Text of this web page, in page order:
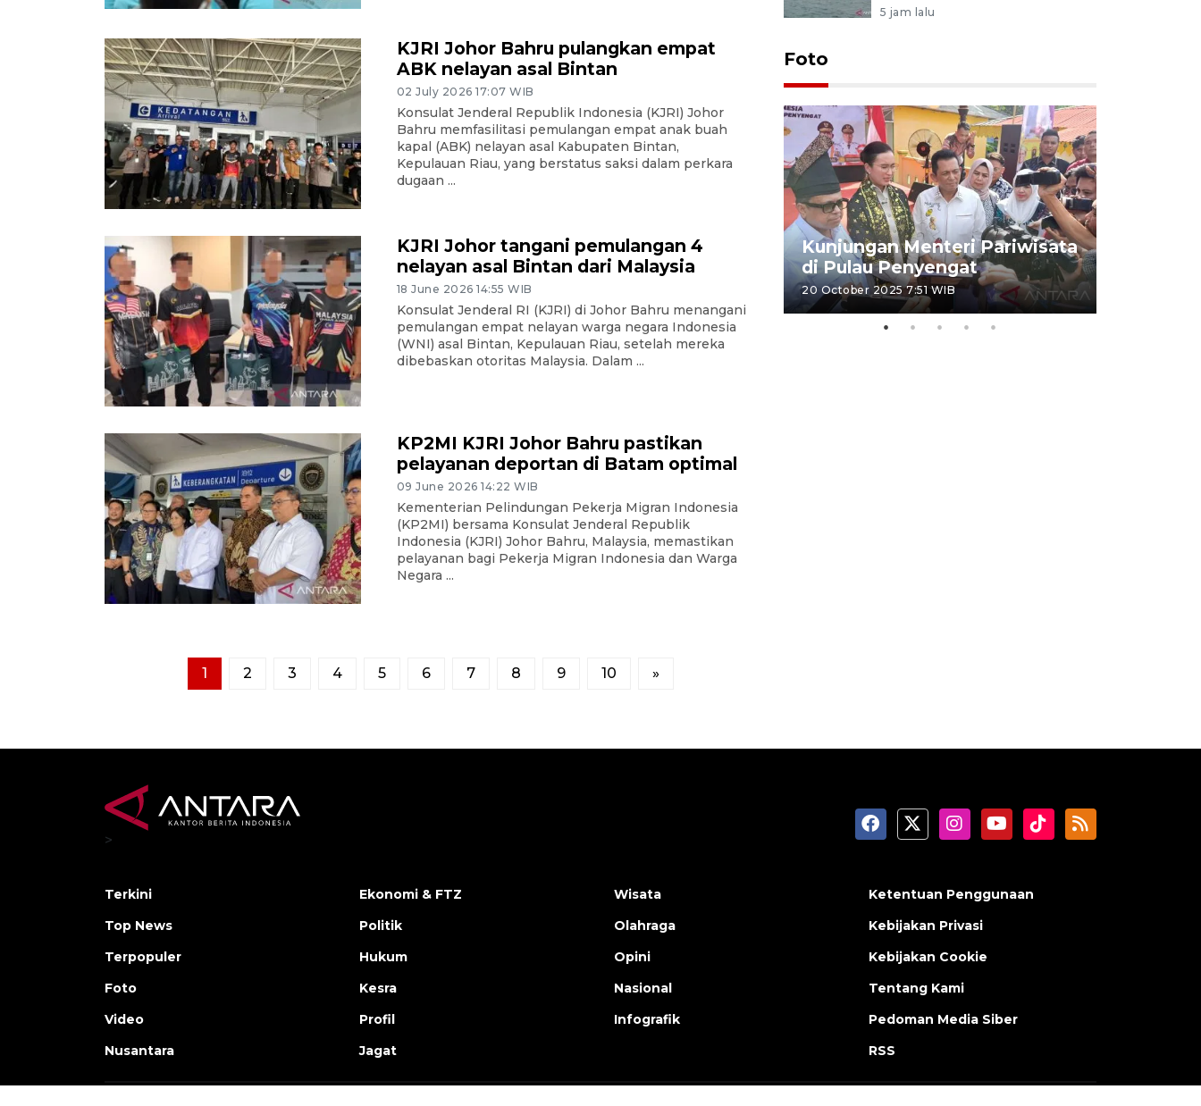
KJRI Johor Bahru pulangkan empat
ABK nelayan asal Bintan
02 July 2026 17:07 WIB
Konsulat Jenderal Republik Indonesia (KJRI) Johor
Bahru memfasilitasi pemulangan empat anak buah
kapal (ABK) nelayan asal Kabupaten Bintan,
Kepulauan Riau, yang berstatus saksi dalam perkara
dugaan ...
KJRI Johor tangani pemulangan 4
nelayan asal Bintan dari Malaysia
18 June 2026 14:55 WIB
Konsulat Jenderal RI (KJRI) di Johor Bahru menangani
pemulangan empat nelayan warga negara Indonesia
(WNI) asal Bintan, Kepulauan Riau, setelah mereka
dibebaskan otoritas Malaysia. Dalam ...
KP2MI KJRI Johor Bahru pastikan
pelayanan deportan di Batam optimal
09 June 2026 14:22 WIB
Kementerian Pelindungan Pekerja Migran Indonesia
(KP2MI) bersama Konsulat Jenderal Republik
Indonesia (KJRI) Johor Bahru, Malaysia, memastikan
pelayanan bagi Pekerja Migran Indonesia dan Warga
Negara ...
1 2 3 4 5 6 7 8 9 10 »
5 jam lalu
Foto
Distribusi logistik pemilu
gunakan mobil jenazah
08 February 2024 15:30 WIB, 2024
Kunjungan Menteri Pariwisata
di Pulau Penyengat
20 October 2025 7:51 WIB
>
Terkini
Top News
Terpopuler
Foto
Video
Nusantara
Ekonomi & FTZ
Politik
Hukum
Kesra
Profil
Jagat
Wisata
Olahraga
Opini
Nasional
Infografik
Ketentuan Penggunaan
Kebijakan Privasi
Kebijakan Cookie
Tentang Kami
Pedoman Media Siber
RSS